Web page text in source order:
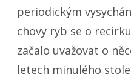
periodickým
chovy ryb se o
začalo uvažovat o
letech minulého